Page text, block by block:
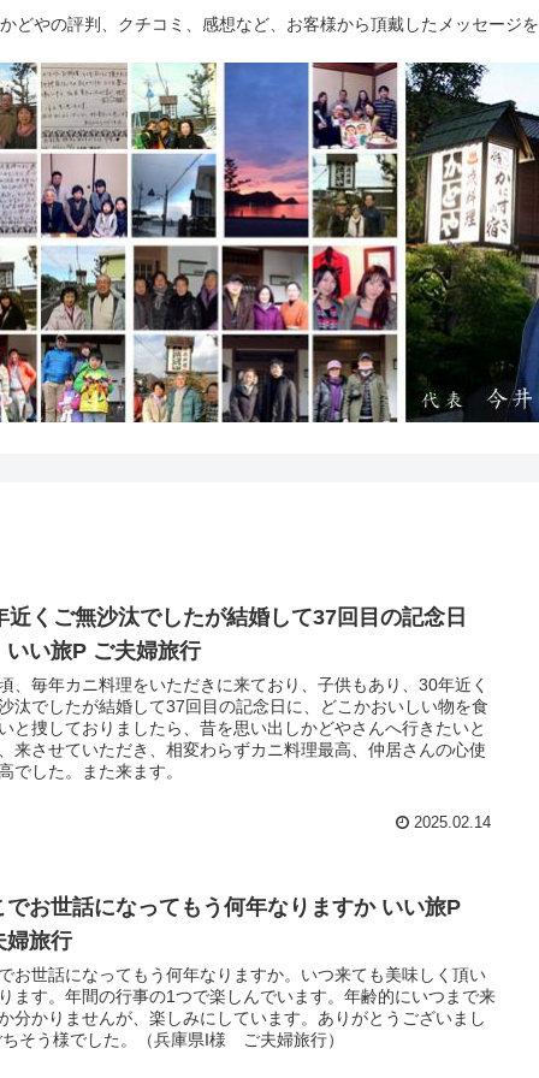
どやの評判、クチコミ、感想など、お客様から頂戴したメッセージ
近くご無沙汰でしたが結婚して37回目の記念日
い旅P ご夫婦旅行
、毎年カニ料理をいただきに来ており、子供もあり、30年近く
汰でしたが結婚して37回目の記念日に、どこかおいしい物を食
と捜しておりましたら、昔を思い出しかどやさんへ行きたいと
来させていただき、相変わらずカニ料理最高、仲居さんの心使
でした。また来ます。
2025.02.14
でお世話になってもう何年なりますか いい旅P
婦旅行
お世話になってもう何年なりますか。いつ来ても美味しく頂い
ます。年間の行事の1つで楽しんでいます。年齢的にいつまで来
分かりませんが、楽しみにしています。ありがとうございまし
そう様でした。（兵庫県I様 ご夫婦旅行）